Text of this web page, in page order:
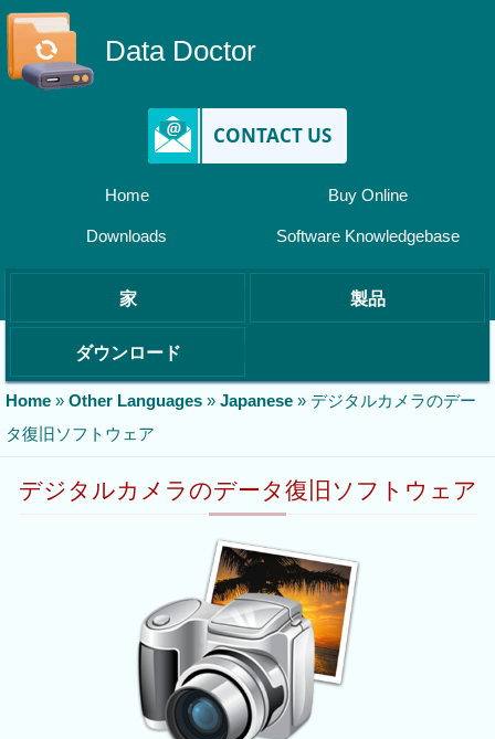
Data Doctor
CONTACT US
Home Buy Online
Downloads Software Knowledgebase
家 製品
ダウンロード
Home » Other Languages » Japanese » デジタルカメラのデー
タ復旧ソフトウェア
デジタルカメラのデータ復旧ソフトウェア